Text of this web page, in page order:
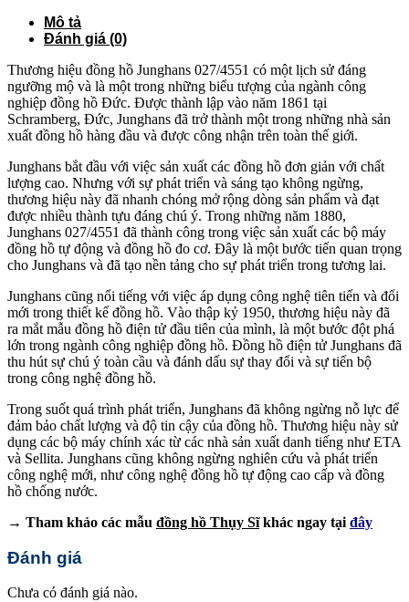
Mô tả
Đánh giá (0)
Thương hiệu đồng hồ Junghans 027/4551 có một lịch sử đáng
ngưỡng mộ và là một trong những biểu tượng của ngành công
nghiệp đồng hồ Đức. Được thành lập vào năm 1861 tại
Schramberg, Đức, Junghans đã trở thành một trong những nhà sản
xuất đồng hồ hàng đầu và được công nhận trên toàn thế giới.
Junghans bắt đầu với việc sản xuất các đồng hồ đơn giản với chất
lượng cao. Nhưng với sự phát triển và sáng tạo không ngừng,
thương hiệu này đã nhanh chóng mở rộng dòng sản phẩm và đạt
được nhiều thành tựu đáng chú ý. Trong những năm 1880,
Junghans 027/4551 đã thành công trong việc sản xuất các bộ máy
đồng hồ tự động và đồng hồ đo cơ. Đây là một bước tiến quan trọng
cho Junghans và đã tạo nền tảng cho sự phát triển trong tương lai.
Junghans cũng nổi tiếng với việc áp dụng công nghệ tiên tiến và đổi
mới trong thiết kế đồng hồ. Vào thập kỷ 1950, thương hiệu này đã
ra mắt mẫu đồng hồ điện tử đầu tiên của mình, là một bước đột phá
lớn trong ngành công nghiệp đồng hồ. Đồng hồ điện tử Junghans đã
thu hút sự chú ý toàn cầu và đánh dấu sự thay đổi và sự tiến bộ
trong công nghệ đồng hồ.
Trong suốt quá trình phát triển, Junghans đã không ngừng nỗ lực để
đảm bảo chất lượng và độ tin cậy của đồng hồ. Thương hiệu này sử
dụng các bộ máy chính xác từ các nhà sản xuất danh tiếng như ETA
và Sellita. Junghans cũng không ngừng nghiên cứu và phát triển
công nghệ mới, như công nghệ đồng hồ tự động cao cấp và đồng
hồ chống nước.
→ Tham khảo các mẫu đồng hồ Thụy Sĩkhác ngay tại đây
Đánh giá
Chưa có đánh giá nào.